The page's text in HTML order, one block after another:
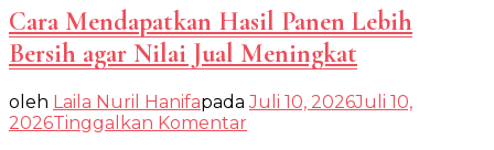
Cara Mendapatkan Hasil Panen Lebih
Bersih agar Nilai Jual Meningkat
oleh Laila Nuril HanifapadaJuli 10, 2026Juli 10,
2026Tinggalkan Komentar